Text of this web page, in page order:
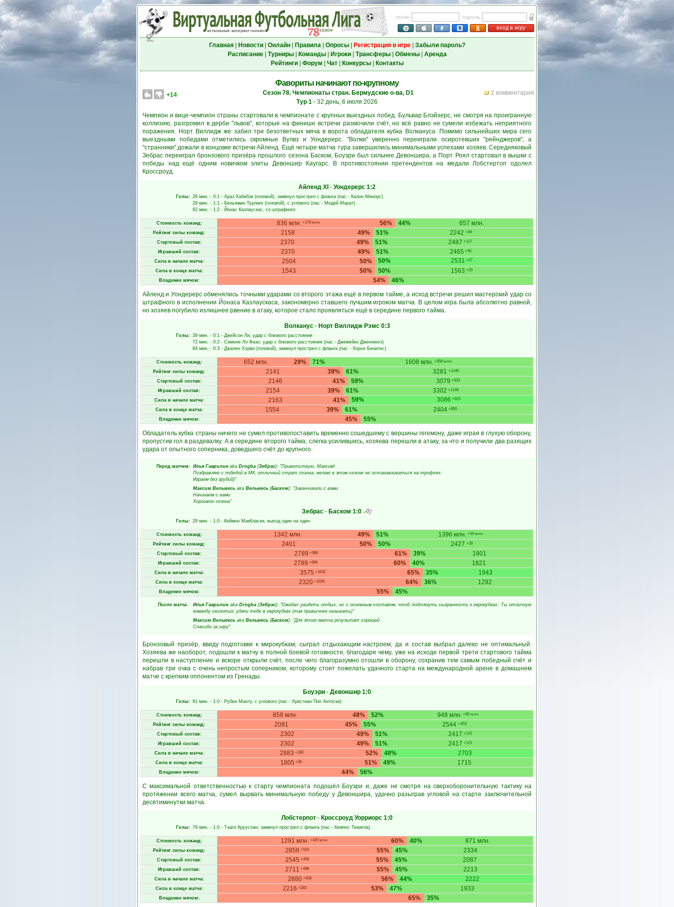
логин
пароль
вход в игру
Главная| Новости| Онлайн| Правила| Опросы| Регистрация в игре| Забыли пароль?
Расписание| Турниры| Команды| Игроки| Трансферы| Обмены| Аренда
Рейтинги| Форум Чат| Конкурсы| Контакты
Фавориты начинают по-крупному
+14 2 комментария
Сезон 78. Чемпионаты стран. Бермудские о-ва, D1
Тур 1 - 32 день, 6 июля 2026
Чемпион и вице-чемпион страны стартовали в чемпионате с крупных выездных побед. Бульвар Блэйзерс, не смотря на проигранную
коллизию, разгромил в дерби "львов", которые на финише встречи размочили счёт, но всё равно не сумели избежать неприятного
поражения. Норт Виллидж же забил три безответных мяча в ворота обладателя кубка Волкануса. Помимо сильнейших мира сего
выездными победами отметились скромные Вулвз и Уондерерс. "Волки" уверенно переиграли осиротевших "рейнджеров", а
"странники" дожали в концовке встречи Айленд. Ещё четыре матча тура завершились минимальными успехами хозяев. Середняковый
Зебрас переиграл бронзового призёра прошлого сезона Баском, Боуэри был сильнее Девоншира, а Порт Роял стартовал в вышки с
победы над ещё одним новичком элиты Девоншир Каугарс. В противостоянии претендентов на медали Лобстертоп одолел
Кроссроуд.
Айленд ХІ - Уондерерс 1:2
Голы: 26 мин. - 0:1 - Араз Хабибзи (головой), замкнул прострел с фланга (пас - Калон Минорс)
29 мин. - 1:1 - Беньямин Турлинг (головой), с углового (пас - Медей Марат)
82 мин. - 1:2 - Йонас Казлаускас, со штрафного
Стоимость команд: 56%
836 млн. +179 млн. 44% 657 млн.
Рейтинг силы команд: 49%
2158 51% 2242 +84
Стартовый состав: 49%
2370 51% 2487 +117
Игравший состав: 49%
2370 51% 2465 +95
Сила в начале матча: 50%
2504 50% 2531 +27
Сила в конце матча: 50%
1543 50% 1563 +20
Владение мячом: 54%
46%
Айленд и Уондерерс обменялись точными ударами со второго этажа ещё в первом тайме, а исход встречи решил мастерский удар со
штрафного в исполнении Йонаса Казлаускаса, закономерно ставшего лучшим игроком матча. В целом игра была абсолютно равной,
но хозяев погубило излишнее рвение в атаку, которое стало проявляться ещё в середине первого тайма.
Волканус- Норт Виллидж Рэмс 0:3
Голы: 39 мин. - 0:1 - Джейсон Ли, удар с близкого расстояния
72 мин. - 0:2 - Симоне Ло Фазо, удар с близкого расстояния (пас - Джемейко Дженнингз)
84 мин. - 0:3 - Джален Хэрви (головой), замкнул прострел с фланга (пас - Хорхе Бенитес)
Стоимость команд: 29%
652 млн. 71% 1608 млн. +956 млн.
Рейтинг силы команд: 39%
2141 61% 3281 +1140
Стартовый состав: 41%
2146 59% 3079 +933
Игравший состав: 39%
2154 61% 3302 +1148
Сила в начале матча: 41%
2163 59% 3086 +923
Сила в конце матча: 39%
1554 61% 2404 +850
Владение мячом: 45%
55%
Обладатель кубка страны ничего не сумел противопоставить временно сошедшему с вершины гегемону, даже играя в глухую оборону,
пропустив гол в раздевалку. А в середине второго тайма, слегка усилившись, хозяева перешли в атаку, за что и получили два разящих
удара от опытного соперника, доведшего счёт до крупного.
Перед матчем: Илья Гаврилин aka Drogba (Зебрас): "Приветствую, Максим!
Поздравляю с победой в МК, отличный страт сезона, желаю в этом сезоне не останавливаться на трофеях.
Играем без грубой)"
Максим Вельмесь aka Вельмесь (Баском): "Заканчивали с вами
Начинаем с вами
Хорошего сезона"
Зебрас - Баском 1:0
Голы: 29 мин. - 1:0 - Кеймон МакКласки, выход один на один
Стоимость команд: 49%
1342 млн. 51% 1396 млн. +54 млн.
Рейтинг силы команд: 50%
2401 50% 2427 +26
Стартовый состав: 61%
2789 +988 39% 1801
Игравший состав: 60%
2789 +968 40% 1821
Сила в начале матча: 65%
3575 +1632 35% 1943
Сила в конце матча: 64%
2320 +1028 36% 1292
Владение мячом: 55% 45%
После матча: Илья Гаврилин aka Drogba (Зебрас): "Ожидал увидеть отдых, но с основным составом, чтоб подтянуть сыгранность к еврокубках. Ты отличную
команду сколотил, удачи тебе в еврокубках (так привычнее называть)"
Максим Вельмесь aka Вельмесь (Баском): "Для этого матча результат хороший
Спасибо за игру"
Бронзовый призёр, ввиду подготовки к мирокубкам, сыграл отдыхающим настроем, да и состав выбрал далеко не оптимальный.
Хозяева же наоборот, подошли к матчу в полной боевой готовности, благодаря чему, уже на исходе первой трети стартового тайма
перешли в наступление и вскоре открыли счёт, после чего благоразумно отошли в оборону, сохранив тем самым победный счёт и
набрав три очка с очень непростым соперником, которому стоит пожелать удачного старта на международной арене в домашнем
матче с крепким оппонентом из Гренады.
Боуэри - Девоншир 1:0
Голы: 81 мин. - 1:0 - Рубен Манту, с углового (пас - Христиан Поп Антоски)
Стоимость команд: 48%
858 млн. 52% 948 млн. +90 млн.
Рейтинг силы команд: 45%
2091 55% 2544 +453
Стартовый состав: 49%
2302 51% 2417 +115
Игравший состав: 49%
2302 51% 2417 +115
Сила в начале матча: 52%
2883 +180 48% 2703
Сила в конце матча: 51%
1805 +90 49% 1715
Владение мячом: 44%
56%
С максимальной ответственностью к старту чемпионата подошёл Боуэри и, даже не смотря на сверхоборонительную тактику на
протяжении всего матча, сумел вырвать минимальную победу у Девоншира, удачно разыграв угловой на старте заключительной
десятиминутки матча.
Лобстерпот - Кроссроуд Уорриорс 1:0
Голы: 79 мин. - 1:0 - Тааго Крууспан, замкнул прострел с фланга (пас - Кемпес Текиела)
Стоимость команд: 60%
1291 млн. +420 млн. 40% 871 млн.
Рейтинг силы команд: 55%
2858 +524 45% 2334
Стартовый состав: 55%
2545 +458 45% 2087
Игравший состав: 55%
2711 +498 45% 2213
Сила в начале матча: 56%
2880+658 44% 2222
Сила в конце матча: 53%
2216 +283 47% 1933
Владение мячом: 65%
35%